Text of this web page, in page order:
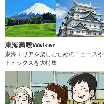
東海満喫Walker
東海エリアを楽しむためのニュースや
トピックスを大特集